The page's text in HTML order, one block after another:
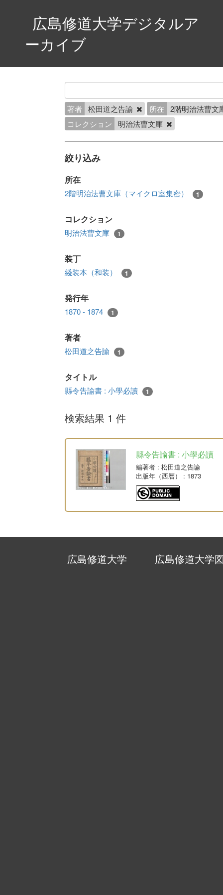
広島修道大学デジタルア
ーカイブ
著者 松田道之告諭 所在
2階明治法曹文
コレクション
明治法曹文庫
絞り込み
所在
2階明治法曹文庫（マイクロ室集密） 1
コレクション
明治法曹文庫 1
装丁
綫装本（和装） 1
発行年
1870 - 1874 1
著者
松田道之告諭 1
タイトル
縣令告諭書 : 小學必讀 1
検索結果 1 件
縣令告諭書 : 小學必讀
編著者 : 松田道之告諭
出版年（西暦）
: 1873
広島修道大学 広島修道大学